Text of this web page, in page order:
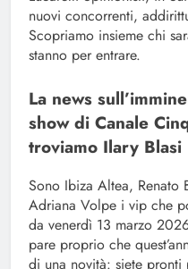
nuovi concorrenti,
Scopriamo insieme chi
stanno per entrare.
La news
show di Canale
troviamo Ilary Blasi
Sono Ibiza Altea, Renato
Adriana Volpe i vip che
da venerdì 13 marzo
pare proprio che
di una novità: siete pronti